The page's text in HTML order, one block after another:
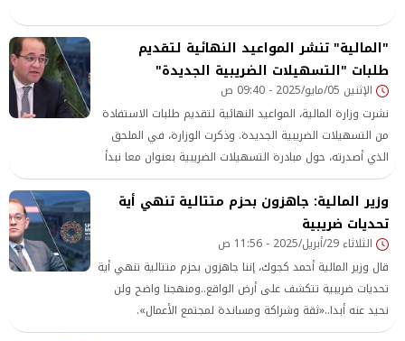
"المالية" تنشر المواعيد النهائية لتقديم
طلبات "التسهيلات الضريبية الجديدة"
الإثنين 05/مايو/2025 - 09:40 ص
نشرت وزارة المالية، المواعيد النهائية لتقديم طلبات الاستفادة
من التسهيلات الضريبية الجديدة. وذكرت الوزارة، في الملحق
الذي أصدرته، حول مبادرة التسهيلات الضريبية بعنوان معا نبدأ
صفحة جديدة..نقطة ومن أول السطر ، أن 12 مايو المقبل أخر
موعد لتقديم طلب تسوية المنازعات عن الفترات الضريبية
السابقة على 1 يناير 2020 وفقا للقانون رقم (5) لسنة 2025.
وزير المالية: جاهزون بحزم متتالية تنهي أية
تحديات ضريبية
الثلاثاء 29/أبريل/2025 - 11:56 ص
قال وزير المالية أحمد كجوك، إننا جاهزون بحزم متتالية تنهي أية
تحديات ضريبية تتكشف على أرض الواقع..ومنهجنا واضح ولن
نحيد عنه أبدا..«ثقة وشراكة ومساندة لمجتمع الأعمال».